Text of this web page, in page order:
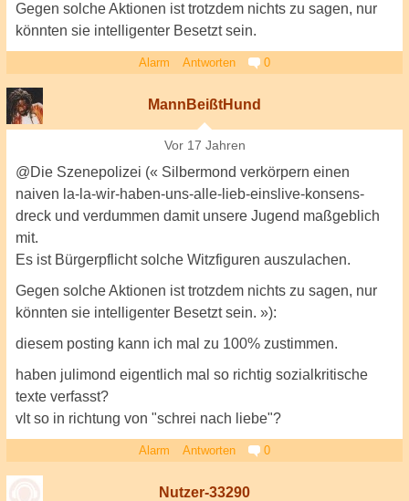
Gegen solche Aktionen ist trotzdem nichts zu sagen, nur
könnten sie intelligenter Besetzt sein.
Alarm Antworten 0
MannBeißtHund
Vor 17 Jahren
@Die Szenepolizei (« Silbermond verkörpern einen
naiven la-la-wir-haben-uns-alle-lieb-einslive-konsens-
dreck und verdummen damit unsere Jugend maßgeblich
mit.
Es ist Bürgerpflicht solche Witzfiguren auszulachen.
Gegen solche Aktionen ist trotzdem nichts zu sagen, nur
könnten sie intelligenter Besetzt sein. »):
diesem posting kann ich mal zu 100% zustimmen.
haben julimond eigentlich mal so richtig sozialkritische
texte verfasst?
vlt so in richtung von "schrei nach liebe"?
Alarm Antworten 0
Nutzer-33290